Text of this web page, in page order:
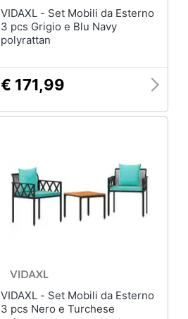
VIDAXL - Set Mobili da Esterno
3 pcs Grigio e Blu Navy
polyrattan
€ 171,99
VIDAXL - Set Mobili da Esterno
3 pcs Nero e Turchese